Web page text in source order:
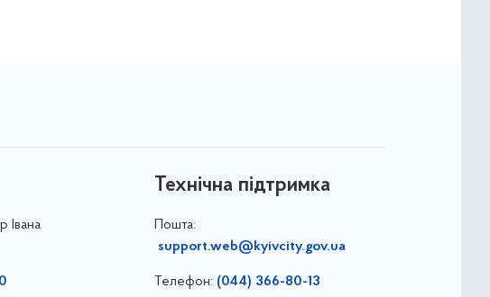
Івана
Технічна підтримка
Пошта:
support.web@kyivcity.gov.ua
Телефон: (044) 366-80-13